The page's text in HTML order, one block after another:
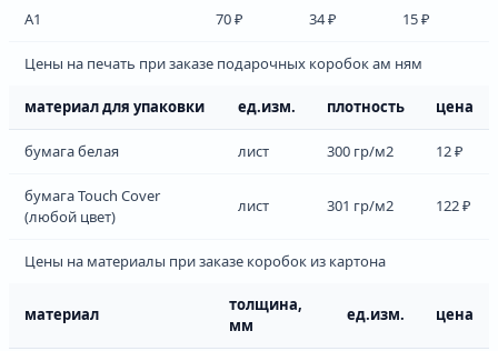
А1 70 ₽ 34 ₽ 15 ₽
Цены на печать при заказе подарочных коробок ам ням
материал для упаковки ед.изм. плотность цена
бумага белая лист 300 гр/м2 12 ₽
бумага Touch Cover
(любой цвет)
лист 301 гр/м2 122 ₽
Цены на материалы при заказе коробок из картона
материал
толщина,
мм
ед.изм. цена